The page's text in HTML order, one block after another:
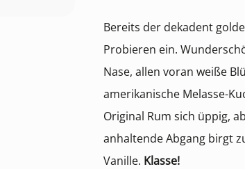
Bereits der dekadent
Probieren ein.
Nase, allen voran weiße
amerikanische Melasse-
Original Rum sich üppig,
anhaltende Abgang birgt
Vanille. Klasse!